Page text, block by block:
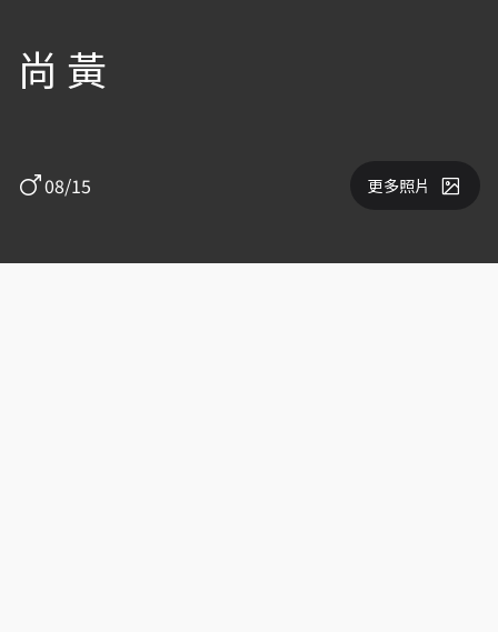
尚 黃
08/15 更多照片